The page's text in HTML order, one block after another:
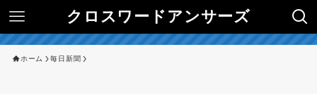
クロスワードアンサーズ
ホーム 毎日新聞